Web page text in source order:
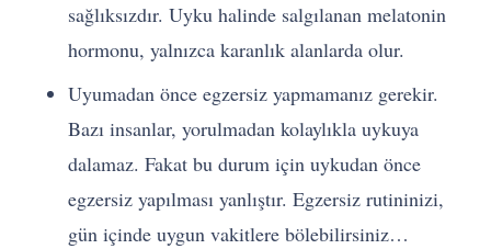
sağlıksızdır. Uyku halinde salgılanan melatonin
hormonu, yalnızca karanlık alanlarda olur.
Uyumadan önce egzersiz yapmamanız gerekir.
Bazı insanlar, yorulmadan kolaylıkla uykuya
dalamaz. Fakat bu durum için uykudan önce
egzersiz yapılması yanlıştır. Egzersiz rutininizi,
gün içinde uygun vakitlere bölebilirsiniz…